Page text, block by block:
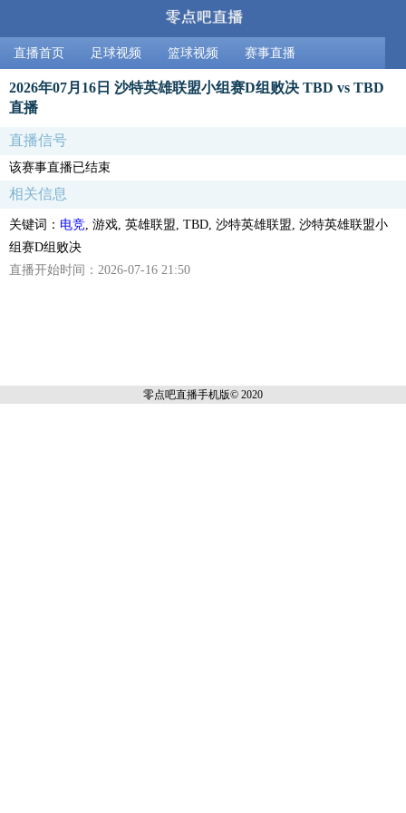
直播首页 足球视频 篮球视频 赛事直播
2026年07月16日 沙特英雄联盟小组赛D组败决 TBD vs TBD
直播
直播信号
该赛事直播已结束
相关信息
关键词： 电竞 , 游戏, 英雄联盟, TBD, 沙特英雄联盟, 沙特英雄联盟小
组赛D组败决
直播开始时间：2026-07-16 21:50
零点吧直播手机版© 2020